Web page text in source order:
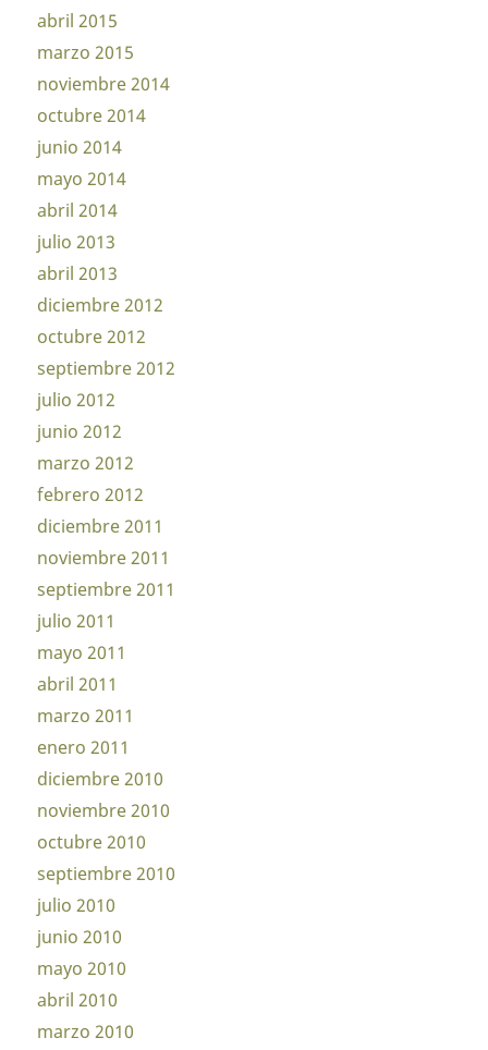
abril 2015
marzo 2015
noviembre 2014
octubre 2014
junio 2014
mayo 2014
abril 2014
julio 2013
abril 2013
diciembre 2012
octubre 2012
septiembre 2012
julio 2012
junio 2012
marzo 2012
febrero 2012
diciembre 2011
noviembre 2011
septiembre 2011
julio 2011
mayo 2011
abril 2011
marzo 2011
enero 2011
diciembre 2010
noviembre 2010
octubre 2010
septiembre 2010
julio 2010
junio 2010
mayo 2010
abril 2010
marzo 2010